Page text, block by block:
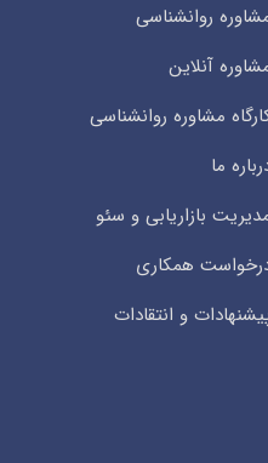
روانشناسی
آنلاین
مشاوره روانشناسی
ما
بازاریابی و سئو
همکاری
و انتقادات